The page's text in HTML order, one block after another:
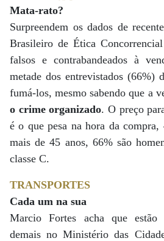
Mata-rato?
Surpreendem os dados de
Brasileiro de Ética
falsos e contrabandeados à
metade dos entrevistados (66%)
fumá-los, mesmo sabendo que a
o crime organizado. O preço
é o que pesa na hora da compra,
mais de 45 anos, 66% são
classe C.
TRANSPORTES
Cada um na sua
Marcio Fortes acha que estão
demais no Ministério das